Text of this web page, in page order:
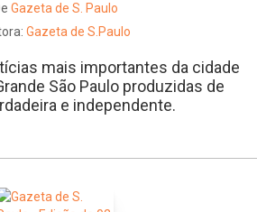
Gazeta de S. Paulo
Gazeta de S.Paulo
mais importantes da cidade
São Paulo produzidas de
e independente.